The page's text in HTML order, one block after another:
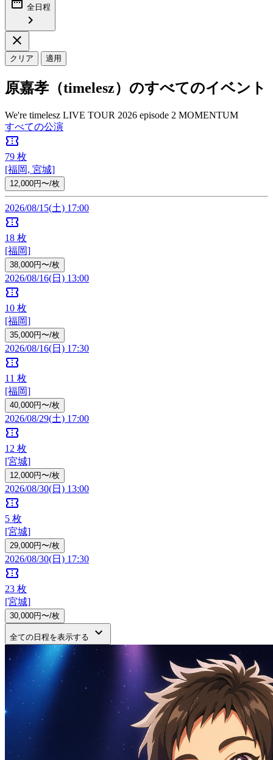
全日程
chevron_right
close
クリア 適用
原嘉孝（timelesz）のすべてのイベント
We're timelesz LIVE TOUR 2026 episode 2 MOMENTUM
すべての公演
confirmation_number
79 枚
[福岡, 宮城]
12,000円〜/枚
2026/08/15(土) 17:00
confirmation_number
18 枚
[福岡]
38,000円〜/枚
2026/08/16(日) 13:00
confirmation_number
10 枚
[福岡]
35,000円〜/枚
2026/08/16(日) 17:30
confirmation_number
11 枚
[福岡]
40,000円〜/枚
2026/08/29(土) 17:00
confirmation_number
12 枚
[宮城]
12,000円〜/枚
2026/08/30(日) 13:00
confirmation_number
5 枚
[宮城]
29,000円〜/枚
2026/08/30(日) 17:30
confirmation_number
23 枚
[宮城]
30,000円〜/枚
全ての日程を表示する keyboard_arrow_down